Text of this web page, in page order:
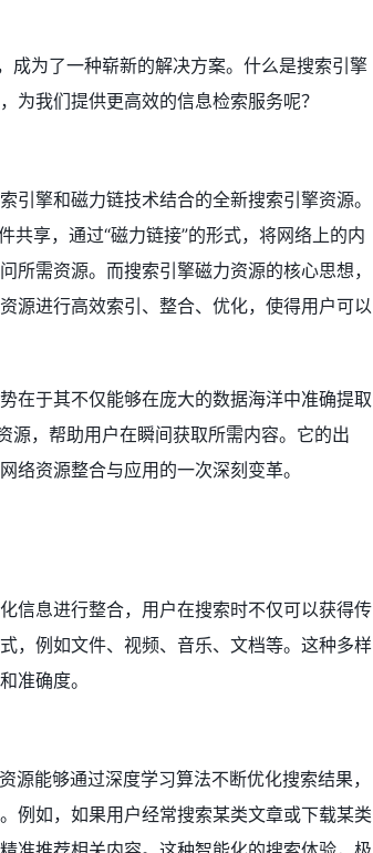
成为了一种崭新的解决方案。什么是搜索引擎
为我们提供更高效的信息检索服务呢？
擎和磁力链技术结合的全新搜索引擎资源。
享，通过“磁力链接”的形式，将网络上的内
所需资源。而搜索引擎磁力资源的核心思想，
源进行高效索引、整合、优化，使得用户可以
在于其不仅能够在庞大的数据海洋中准确提取
源，帮助用户在瞬间获取所需内容。它的出
络资源整合与应用的一次深刻变革。
信息进行整合，用户在搜索时不仅可以获得传
，例如文件、视频、音乐、文档等。这种多样
准确度。
能够通过深度学习算法不断优化搜索结果，
例如，如果用户经常搜索某类文章或下载某类